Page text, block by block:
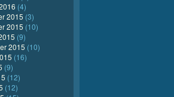
(4)
2015 (3)
2015 (10)
(9)
2015 (10)
(16)
(9)
(12)
(12)